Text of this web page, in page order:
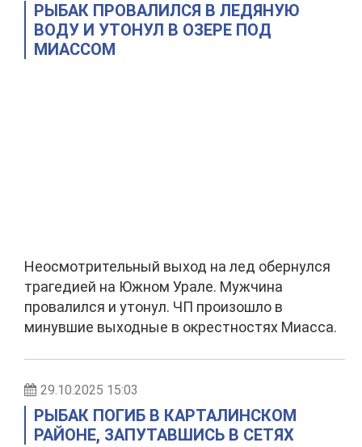
РЫБАК ПРОВАЛИЛСЯ В ЛЕДЯНУЮ
ВОДУ И УТОНУЛ В ОЗЕРЕ ПОД
МИАССОМ
Неосмотрительный выход на лед обернулся
трагедией на Южном Урале. Мужчина
провалился и утонул. ЧП произошло в
минувшие выходные в окрестностях Миасса.
29.10.2025 15:03
РЫБАК ПОГИБ В КАРТАЛИНСКОМ
РАЙОНЕ, ЗАПУТАВШИСЬ В СЕТЯХ